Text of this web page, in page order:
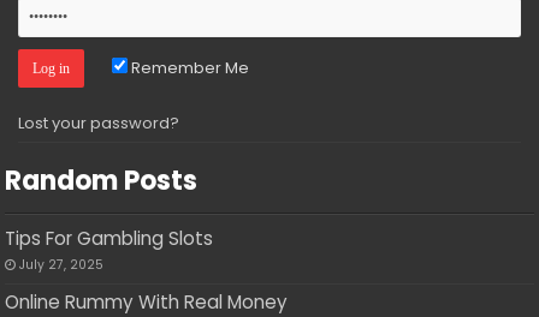
Remember Me
Lost your password?
Random Posts
Tips For Gambling Slots
July 27, 2025
Online Rummy With Real Money